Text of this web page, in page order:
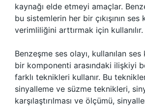
kaynağı elde etmeyi amaçlar.
bu sistemlerin her bir çıkışının
verimliliğini arttırmak için kullanılır.
Benzeşme ses olayı, kullanılan ses
bir komponenti arasındaki ilişkiyi
farklı teknikleri kullanır. Bu
sinyalleme ve süzme teknikleri,
karşılaştırılması ve ölçümü,